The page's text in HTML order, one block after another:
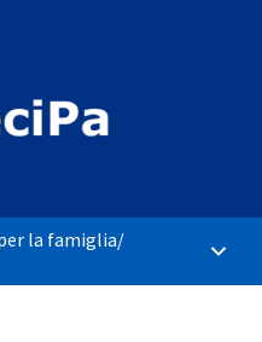
la famiglia/
Main